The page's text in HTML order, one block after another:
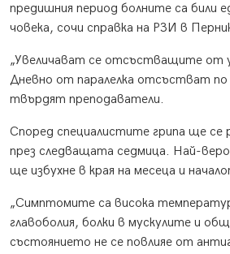
предишния период болните са били
човека, сочи справка на РЗИ в
„Увеличават се отсъстващите от
Дневно от паралелка отсъстват по
твърдят преподаватели.
Според специалистите грипа ще се
през следващата седмица. Най-
ще избухне в края на месеца и
„Симптомите са висока
главоболия, болки в мускулите и
състоянието не се повлияе от